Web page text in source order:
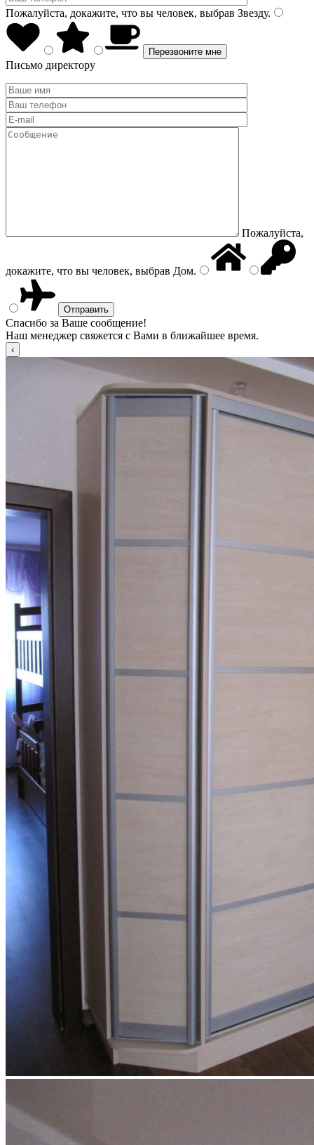
Пожалуйста, докажите, что вы человек, выбрав Звезду.
Письмо директору
Пожалуйста,
докажите, что вы человек, выбрав Дом.
Спасибо за Ваше сообщение!
Наш менеджер свяжется с Вами в ближайшее время.